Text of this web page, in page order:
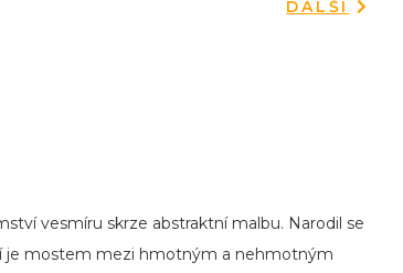
DALŠÍ
vesmíru skrze abstraktní malbu. Narodil se
je mostem mezi hmotným a nehmotným